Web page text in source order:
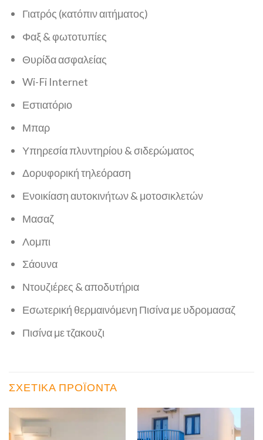
Γιατρός (κατόπιν αιτήματος)
Φαξ & φωτοτυπίες
Θυρίδα ασφαλείας
Wi-Fi Internet
Εστιατόριο
Μπαρ
Υπηρεσία πλυντηρίου & σιδερώματος
Δορυφορική τηλεόραση
Ενοικίαση αυτοκινήτων & μοτοσικλετών
Μασαζ
Λομπι
Σάουνα
Ντουζιέρες & αποδυτήρια
Εσωτερική θερμαινόμενη Πισίνα με υδρομασαζ
Πισίνα με τζακουζι
ΣΧΕΤΙΚΆ ΠΡΟΪΌΝΤΑ